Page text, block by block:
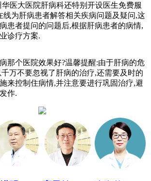
医大医院肝病科还特别开设医生免费服
线为肝病患者解答相关疾病问题及疑问,这
患者提问的问题后,根据肝病患者的病情,
诊疗方案.
个医院效果好?温馨提醒:由于肝病的危
万不要忽视了肝病的治疗,还需要及时的
来控制住病情,并注意要进行巩固治疗,避
作.